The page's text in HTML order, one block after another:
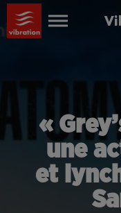
«
une
et